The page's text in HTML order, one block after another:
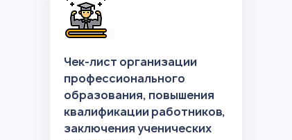
Чек-лист организации
профессионального
образования, повышения
квалификации работников,
заключения ученических